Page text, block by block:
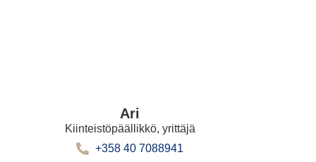
Ari
Kiinteistöpäällikkö, yrittäjä
+358 40 7088941